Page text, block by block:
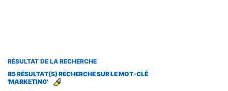
RÉSULTAT DE LA RECHERCHE
85 RÉSULTAT(S) RECHERCHE SUR LE MOT-CLÉ
'MARKETING'